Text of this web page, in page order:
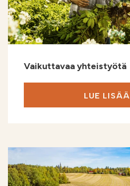
Vaikuttavaa yhteistyötä
LUE LISÄÄ